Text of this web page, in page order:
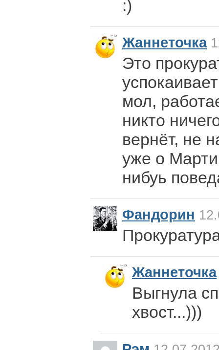
:)
Жаннеточка
Это
мол,
никто
вернёт, не
уже о
нибуь
Фандорин
Жаннеточка
Выгнула
хвост...)))